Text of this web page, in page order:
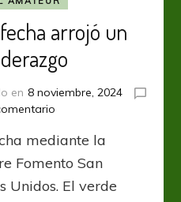
arrojó un
en 8 noviembre, 2024
cierre
de
fecha
mediante la
Fomento San
Unidos. El verde